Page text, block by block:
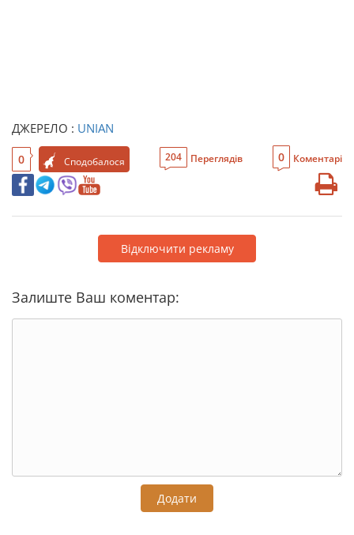
ДЖЕРЕЛО : UNIAN
0 Сподобалося 204 Переглядів 0 Коментарі
Відключити рекламу
Залиште Ваш коментар:
Додати